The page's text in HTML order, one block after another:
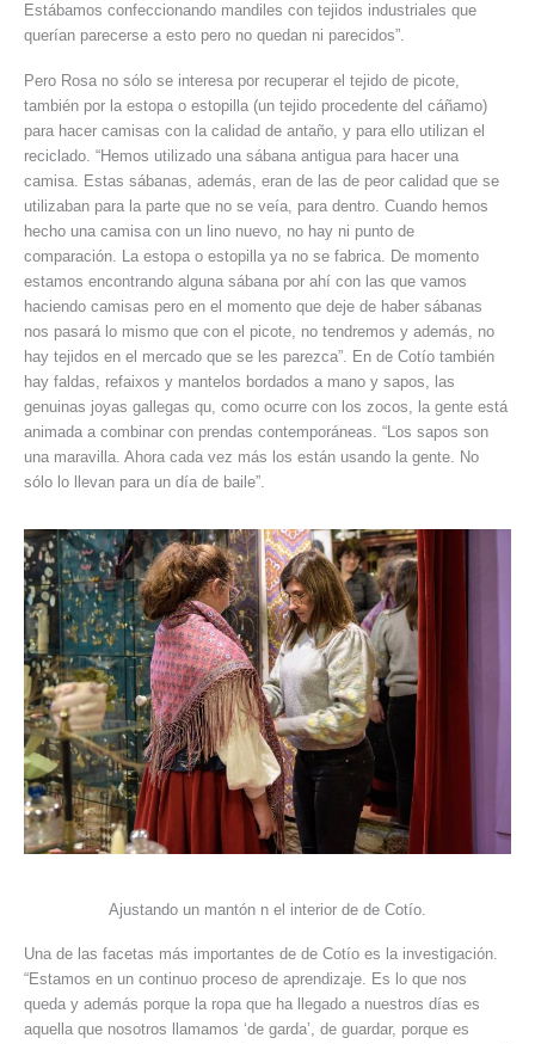
Estábamos confeccionando mandiles con tejidos industriales que
querían parecerse a esto pero no quedan ni parecidos”.
Pero Rosa no sólo se interesa por recuperar el tejido de picote,
también por la estopa o estopilla (un tejido procedente del cáñamo)
para hacer camisas con la calidad de antaño, y para ello utilizan el
reciclado. “Hemos utilizado una sábana antigua para hacer una
camisa. Estas sábanas, además, eran de las de peor calidad que se
utilizaban para la parte que no se veía, para dentro. Cuando hemos
hecho una camisa con un lino nuevo, no hay ni punto de
comparación. La estopa o estopilla ya no se fabrica. De momento
estamos encontrando alguna sábana por ahí con las que vamos
haciendo camisas pero en el momento que deje de haber sábanas
nos pasará lo mismo que con el picote, no tendremos y además, no
hay tejidos en el mercado que se les parezca”. En de Cotío también
hay faldas, refaixos y mantelos bordados a mano y sapos, las
genuinas joyas gallegas qu, como ocurre con los zocos, la gente está
animada a combinar con prendas contemporáneas. “Los sapos son
una maravilla. Ahora cada vez más los están usando la gente. No
sólo lo llevan para un día de baile”.
Ajustando un mantón n el interior de de Cotío.
Una de las facetas más importantes de de Cotío es la investigación.
“Estamos en un continuo proceso de aprendizaje. Es lo que nos
queda y además porque la ropa que ha llegado a nuestros días es
aquella que nosotros llamamos ‘de garda’, de guardar, porque es